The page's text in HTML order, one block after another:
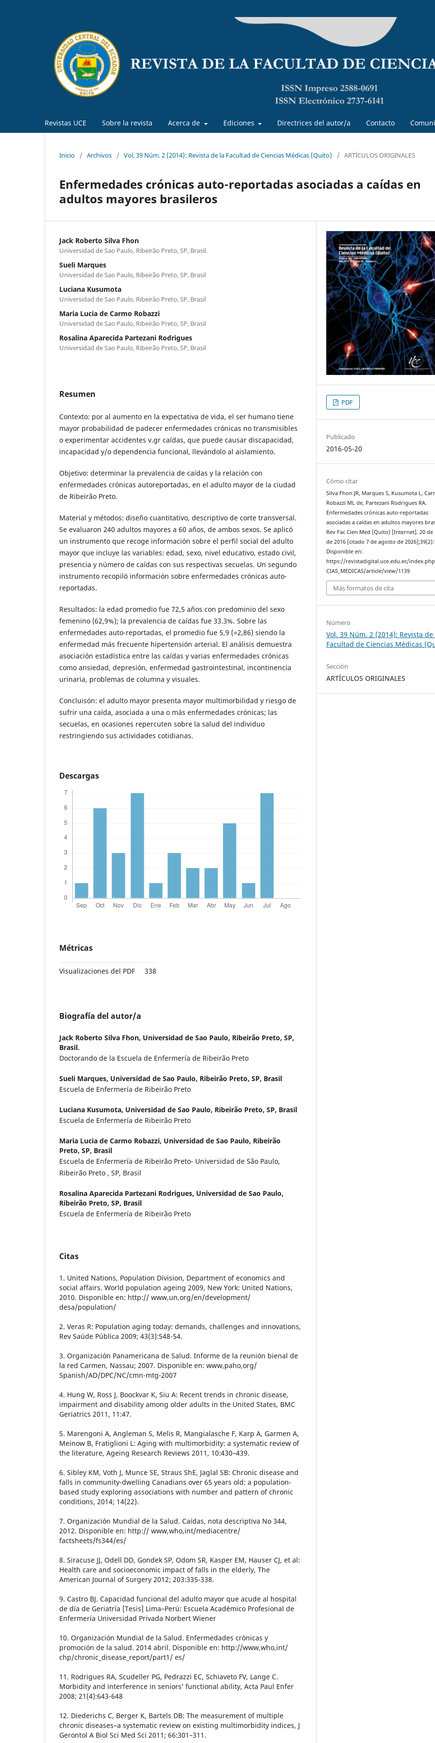
Revistas UCE Sobre la revista Acerca de Ediciones Directrices del autor/a Contacto
Inicio / Archivos / Vol. 39 Núm. 2 (2014): Revista de la Facultad de Ciencias Médicas (Quito) / ARTÍCULOS ORIGINALES
Enfermedades crónicas auto-reportadas asociadas a caídas en
adultos mayores brasileros
Jack Roberto Silva Fhon
Universidad de Sao Paulo, Ribeirão Preto, SP, Brasil.
Sueli Marques
Universidad de Sao Paulo, Ribeirão Preto, SP, Brasil
Luciana Kusumota
Universidad de Sao Paulo, Ribeirão Preto, SP, Brasil
Maria Lucia de Carmo Robazzi
Universidad de Sao Paulo, Ribeirão Preto, SP, Brasil
Rosalina Aparecida Partezani Rodrigues
Universidad de Sao Paulo, Ribeirão Preto, SP, Brasil
Resumen
Contexto: por al aumento en la expectativa de vida, el ser humano tiene
mayor probabilidad de padecer enfermedades crónicas no transmisibles
o experimentar accidentes v.gr caídas, que puede causar discapacidad,
incapacidad y/o dependencia funcional, llevándolo al aislamiento.
Objetivo: determinar la prevalencia de caídas y la relación con
enfermedades crónicas autoreportadas, en el adulto mayor de la ciudad
de Ribeirão Preto.
Material y métodos: diseño cuantitativo, descriptivo de corte transversal.
Se evaluaron 240 adultos mayores a 60 años, de ambos sexos. Se aplicó
un instrumento que recoge información sobre el perfil social del adulto
mayor que incluye las variables: edad, sexo, nivel educativo, estado civil,
presencia y número de caídas con sus respectivas secuelas. Un segundo
instrumento recopiló información sobre enfermedades crónicas auto-
reportadas.
Resultados: la edad promedio fue 72,5 años con predominio del sexo
femenino (62,9%); la prevalencia de caídas fue 33.3%. Sobre las
enfermedades auto-reportadas, el promedio fue 5,9 (=2,86) siendo la
enfermedad más frecuente hipertensión arterial. El análisis demuestra
asociación estadística entre las caídas y varias enfermedades crónicas
como ansiedad, depresión, enfermedad gastrointestinal, incontinencia
urinaria, problemas de columna y visuales.
Concluisón: el adulto mayor presenta mayor multimorbilidad y riesgo de
sufrir una caída, asociada a una o más enfermedades crónicas; las
secuelas, en ocasiones repercuten sobre la salud del individuo
restringiendo sus actividades cotidianas.
Descargas
Métricas
Visualizaciones del PDF 338
Biografía del autor/a
Jack Roberto Silva Fhon, Universidad de Sao Paulo, Ribeirão Preto, SP,
Brasil.
Doctorando de la Escuela de Enfermería de Ribeirão Preto
Sueli Marques, Universidad de Sao Paulo, Ribeirão Preto, SP, Brasil
Escuela de Enfermería de Ribeirão Preto
Luciana Kusumota, Universidad de Sao Paulo, Ribeirão Preto, SP, Brasil
Escuela de Enfermería de Ribeirão Preto
Maria Lucia de Carmo Robazzi, Universidad de Sao Paulo, Ribeirão
Preto, SP, Brasil
Escuela de Enfermería de Ribeirão Preto- Universidad de São Paulo,
Ribeirão Preto , SP, Brasil
Rosalina Aparecida Partezani Rodrigues, Universidad de Sao Paulo,
Ribeirão Preto, SP, Brasil
Escuela de Enfermería de Ribeirão Preto
Citas
1. United Nations, Population Division, Department of economics and
social affairs. World population ageing 2009, New York: United Nations,
2010. Disponible en: http:// www,un,org/en/development/
desa/population/
2. Veras R: Population aging today: demands, challenges and innovations,
Rev Saúde Pública 2009; 43(3):548-54.
3. Organización Panamericana de Salud. Informe de la reunión bienal de
la red Carmen, Nassau; 2007. Disponible en: www,paho,org/
Spanish/AD/DPC/NC/cmn-mtg-2007
4. Hung W, Ross J, Boockvar K, Siu A: Recent trends in chronic disease,
impairment and disability among older adults in the United States, BMC
Geriatrics 2011, 11:47.
5. Marengoni A, Angleman S, Melis R, Mangialasche F, Karp A, Garmen A,
Meinow B, Fratiglioni L: Aging with multimorbidity: a systematic review of
the literature, Ageing Research Reviews 2011, 10:430–439.
6. Sibley KM, Voth J, Munce SE, Straus ShE, Jaglal SB: Chronic disease and
falls in community-dwelling Canadians over 65 years old: a population-
based study exploring associations with number and pattern of chronic
conditions, 2014; 14(22).
7. Organización Mundial de la Salud. Caídas, nota descriptiva No 344,
2012. Disponible en: http:// www,who,int/mediacentre/
factsheets/fs344/es/
8. Siracuse JJ, Odell DD, Gondek SP, Odom SR, Kasper EM, Hauser CJ, et al:
Health care and socioeconomic impact of falls in the elderly, The
American Journal of Surgery 2012; 203:335-338.
9. Castro BJ. Capacidad funcional del adulto mayor que acude al hospital
de día de Geriatría [Tesis] Lima–Perú: Escuela Académico Profesional de
Enfermería Universidad Privada Norbert Wiener
10. Organización Mundial de la Salud. Enfermedades crónicas y
promoción de la salud. 2014 abril. Disponible en: http://www,who,int/
chp/chronic_disease_report/part1/ es/
11. Rodrigues RA, Scudeller PG, Pedrazzi EC, Schiaveto FV, Lange C.
Morbidity and interference in seniors’ functional ability, Acta Paul Enfer
2008; 21(4):643-648
12. Diederichs C, Berger K, Bartels DB: The measurement of multiple
chronic diseases–a systematic review on existing multimorbidity indices, J
Gerontol A Biol Sci Med Sci 2011; 66:301–311.
PDF
Publicado
2016-05-20
Cómo citar
Silva Fhon JR, Marques S, Kusumota L,
Robazzi ML de, Partezani Rodrigues RA.
Enfermedades crónicas auto-reportadas
asociadas a caídas en adultos mayores
Rev Fac Cien Med (Quito) [Internet]. 20 de
de 2016 [citado 7 de agosto de
Disponible en:
https://revistadigital.uce.edu.ec/
CIAS_MEDICAS/article/view/1139
Más formatos de cita
Número
Vol. 39 Núm. 2 (2014): Revista de
Facultad de Ciencias Médicas
Sección
ARTÍCULOS ORIGINALES